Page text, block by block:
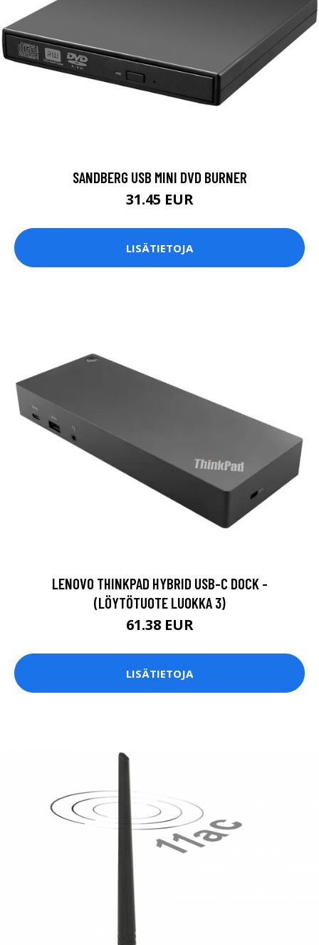
SANDBERG USB MINI DVD BURNER
31.45 EUR
LISÄTIETOJA
LENOVO THINKPAD HYBRID USB-C DOCK -
(LÖYTÖTUOTE LUOKKA 3)
61.38 EUR
LISÄTIETOJA